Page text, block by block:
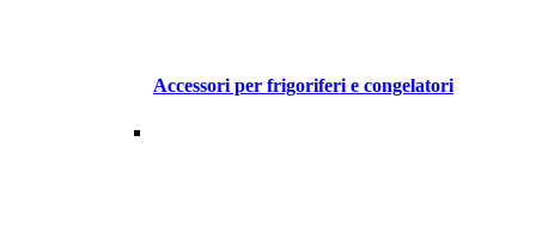
Accessori per frigoriferi e congelatori